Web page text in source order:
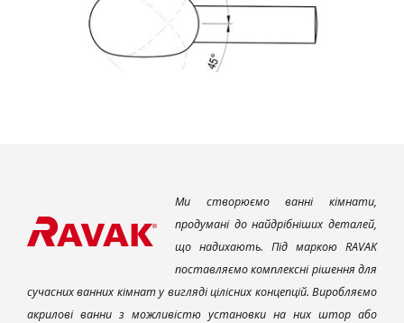
Ми створюємо ванні кімнати,
продумані до найдрібніших деталей,
що надихають. Під маркою RAVAK
поставляємо комплексні рішення для
сучасних ванних кімнат у вигляді цілісних концепцій. Виробляємо
акрилові ванни з можливістю установки на них штор або